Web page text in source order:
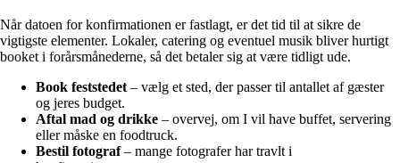
Når datoen for konfirmationen er fastlagt, er det tid til at sikre de
vigtigste elementer. Lokaler, catering og eventuel musik bliver hurtigt
booket i forårsmånederne, så det betaler sig at være tidligt ude.
Book feststedet– vælg et sted, der passer til antallet af gæster
og jeres budget.
Aftal mad og drikke – overvej, om I vil have buffet, servering
eller måske en foodtruck.
Bestil fotograf– mange fotografer har travlt i